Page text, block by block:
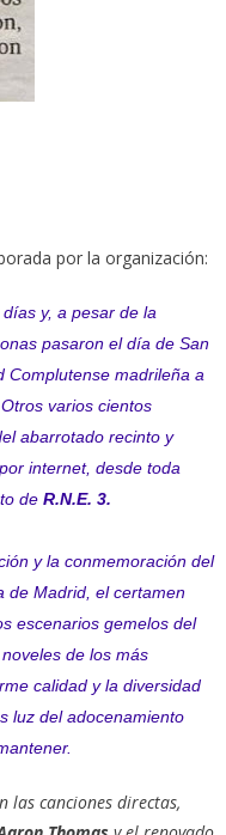
por la organización:
y, a pesar de la
pasaron el día de San
Complutense madrileña a
varios cientos
abarrotado recinto y
internet, desde toda
de R.N.E. 3.
y la conmemoración del
de Madrid, el certamen
escenarios gemelos del
de los más
calidad y la diversidad
luz del adocenamiento
las canciones directas,